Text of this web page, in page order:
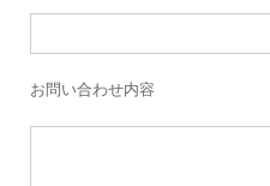
お問い合わせ内容